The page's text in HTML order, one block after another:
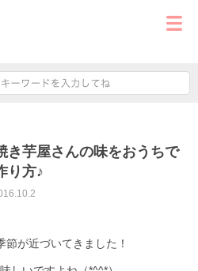
芋屋さんの味をおうちで
り方♪
が近づいてきました！